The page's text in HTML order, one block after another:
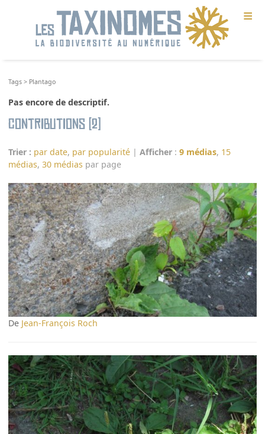
≡
Tags > Plantago
Pas encore de descriptif.
Contributions (2)
Trier : par date, par popularité |Afficher :9 médias, 15
médias,30 médias par page
De Jean-François Roch